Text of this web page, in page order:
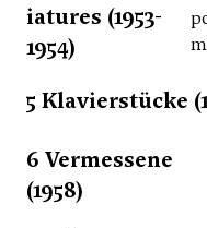
iatures (1953-
1954)
5 Klavierstücke
6 Vermessene
(1958)